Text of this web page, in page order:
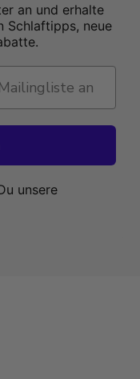
an und erhalte
Schlaftipps, neue
unsere